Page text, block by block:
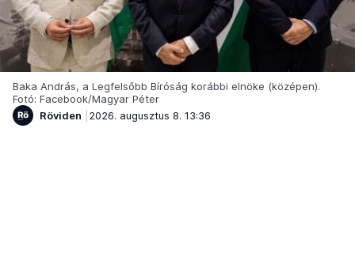
Baka András, a Legfelsőbb Bíróság korábbi elnöke (középen).
Fotó: Facebook/Magyar Péter
Röviden
2026. augusztus 8. 13:36